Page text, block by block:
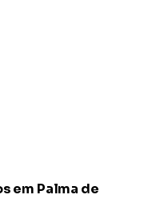
em Palma de